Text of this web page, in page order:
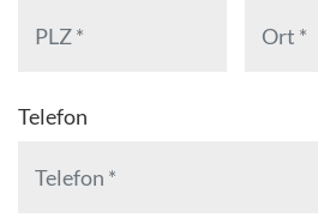
Telefon